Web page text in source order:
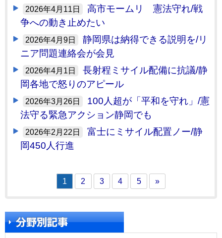
2026年4月11日
高市モームリ 憲法守れ/戦
争への動き止めたい
2026年4月9日
静岡県は納得できる説明を/リ
ニア問題連絡会が会見
2026年4月1日
長射程ミサイル配備に抗議/静
岡各地で怒りのアピール
2026年3月26日
100人超が「平和を守れ」/憲
法守る緊急アクション静岡でも
2026年2月22日
富士にミサイル配置ノー/静
岡450人行進
1 2 3 4 5 »